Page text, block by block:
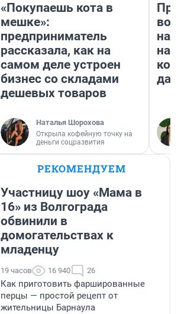
«Покупаешь кота в
мешке»:
предприниматель
рассказала, как на
самом деле устроен
бизнес со складами
дешевых товаров
Наталья Шорохова
Открыла кофейную точку на
деньги соцразвития
нам
даже
РЕКОМЕНДУЕМ
Участницу шоу «Мама в
16» из Волгограда
обвинили в
домогательствах к
младенцу
19 часов 16 940 26
Как приготовить фаршированные
перцы — простой рецепт от
жительницы Барнаула